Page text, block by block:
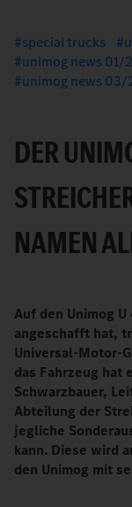
special trucks
unimog news 01/
unimog news 03/
DER
NAMEN
Auf den Unimog
angeschafft hat,
Universal-Motor-
das Fahrzeug hat
Schwarzbauer,
Abteilung der
jegliche
kann. Diese wird
den Unimog mit